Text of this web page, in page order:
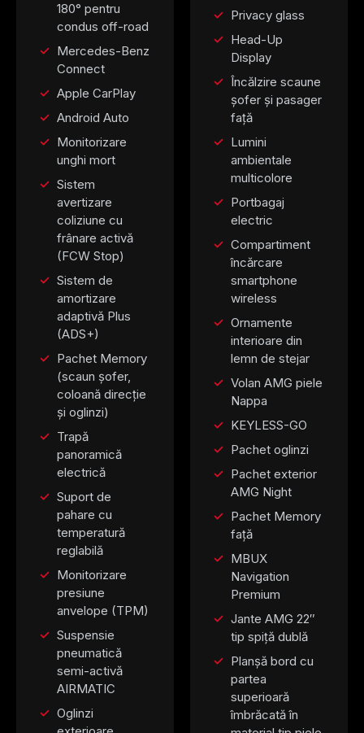
180° pentru
condus off-road
Mercedes-Benz
Connect
Apple CarPlay
Android Auto
Monitorizare
unghi mort
Sistem
avertizare
coliziune cu
frânare activă
(FCW Stop)
Sistem de
amortizare
adaptivă Plus
(ADS+)
Pachet Memory
(scaun șofer,
coloană direcție
și oglinzi)
Trapă
panoramică
electrică
Suport de
pahare cu
temperatură
reglabilă
Monitorizare
presiune
anvelope (TPM)
Suspensie
pneumatică
semi-activă
AIRMATIC
Oglinzi
Privacy glass
Head-Up
Display
Încălzire scaune
șofer și pasager
față
Lumini
ambientale
multicolore
Portbagaj
electric
Compartiment
încărcare
smartphone
wireless
Ornamente
interioare din
lemn de stejar
Volan AMG piele
Nappa
KEYLESS-GO
Pachet oglinzi
Pachet exterior
AMG Night
Pachet Memory
față
MBUX
Navigation
Premium
Jante AMG 22″
tip spiță dublă
Planșă bord cu
partea
superioară
îmbrăcată în